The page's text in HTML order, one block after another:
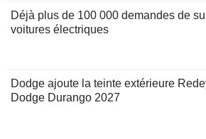
Déjà plus de 100 000 demandes de
voitures électriques
Dodge ajoute la teinte extérieure
Dodge Durango 2027